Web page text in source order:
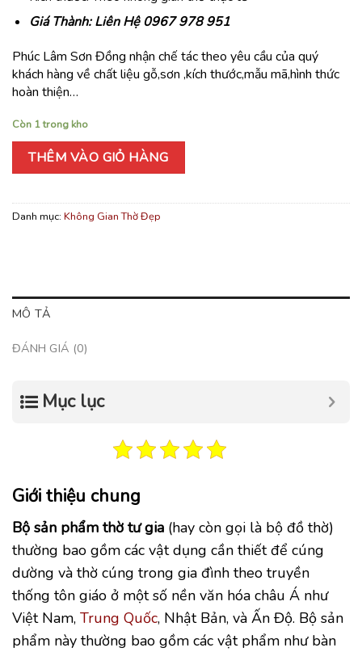
Giá Thành: Liên Hệ 0967 978 951
Phúc Lâm Sơn Đồng nhận chế tác theo yêu cầu của quý
khách hàng về chất liệu gỗ,sơn ,kích thước,mẫu mã,hình thức
hoàn thiện…
Còn 1 trong kho
THÊM VÀO GIỎ HÀNG
Danh mục: Không Gian Thờ Đẹp
MÔ TẢ
ĐÁNH GIÁ (0)
Mục lục
Giới thiệu chung
Bộ sản phẩm thờ tư gia (hay còn gọi là bộ đồ thờ)
thường bao gồm các vật dụng cần thiết để cúng
dường và thờ cúng trong gia đình theo truyền
thống tôn giáo ở một số nền văn hóa châu Á như
Việt Nam, Trung Quốc, Nhật Bản, và Ấn Độ. Bộ sản
phẩm này thường bao gồm các vật phẩm như bàn